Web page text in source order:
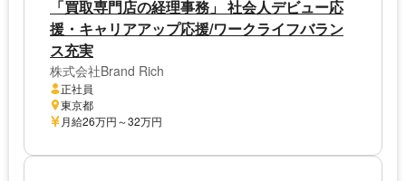
「買取専門店の経理事務」 社会人デビュー応
援・キャリアアップ応援/ワークライフバラン
ス充実
株式会社Brand Rich
正社員
東京都
月給26万円～32万円